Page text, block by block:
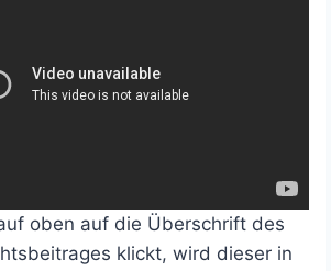
oben auf die Überschrift des
klickt, wird dieser in